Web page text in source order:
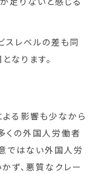
スレベルの差も同
なります。
よる影響も少なから
くの外国人労働者
ではない外国人労
ず、悪質なクレー